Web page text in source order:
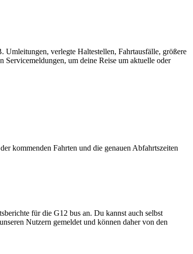
verlegte Haltestellen, Fahrtausfälle, größere
Servicemeldungen, um deine Reise um aktuelle oder
kommenden Fahrten und die genauen Abfahrtszeiten
für die G12 bus an. Du kannst auch selbst
Nutzern gemeldet und können daher von den